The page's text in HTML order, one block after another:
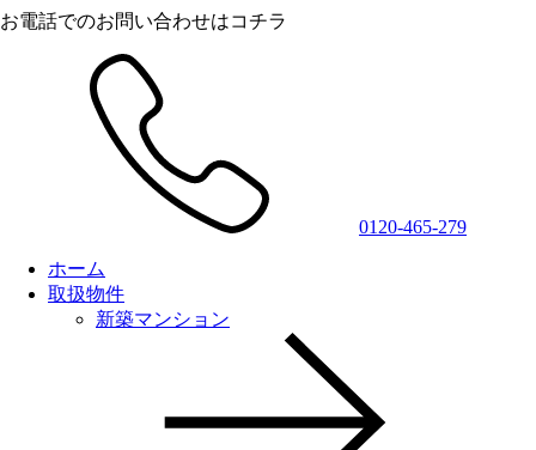
お電話でのお問い合わせはコチラ
0120-465-279
ホーム
取扱物件
新築マンション